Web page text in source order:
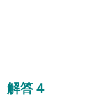
解答４